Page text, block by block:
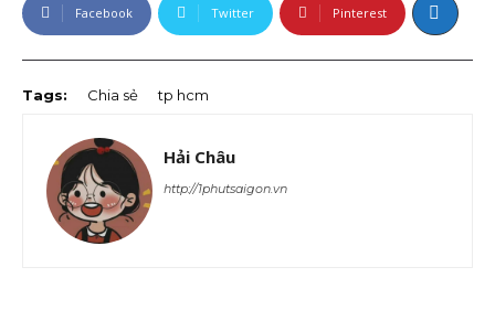
Facebook Twitter Pinterest
Tags: Chia sẻ tp hcm
Hải Châu
http://1phutsaigon.vn